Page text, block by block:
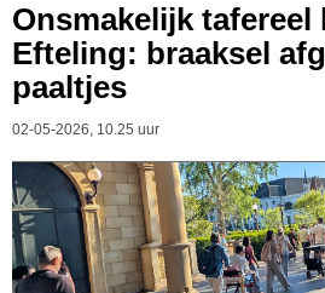
Onsmakelijk
Efteling: braaksel
paaltjes
02-05-2026, 10.25 uur